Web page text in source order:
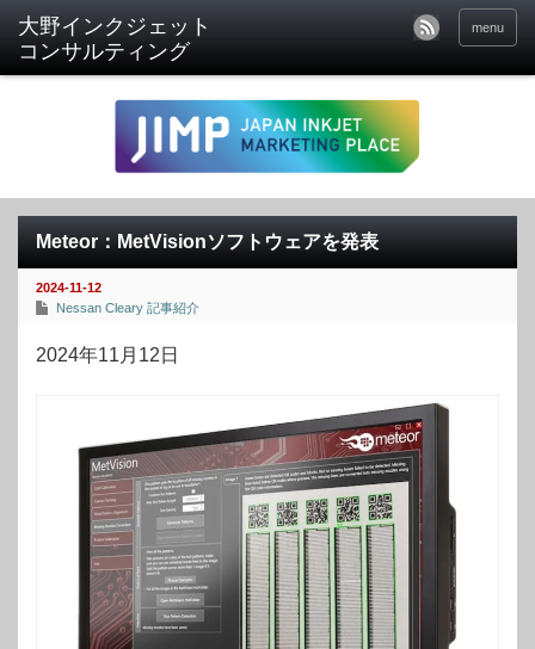
menu
Meteor：MetVisionソフトウェアを発表
2024-11-12
Nessan Cleary 記事紹介
2024年11月12日